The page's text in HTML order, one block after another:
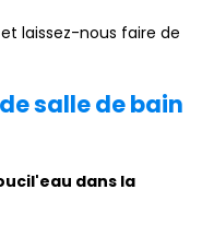
laissez-nous faire de
salle de bain
dans la